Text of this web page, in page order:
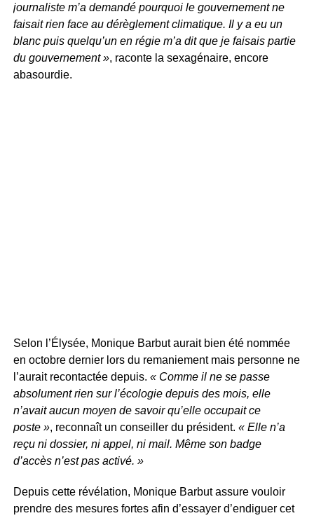
journaliste m’a demandé pourquoi le gouvernement ne
faisait rien face au dérèglement climatique. Il y a eu un
blanc puis quelqu’un en régie m’a dit que je faisais partie
du gouvernement », raconte la sexagénaire, encore
abasourdie.
Selon l’Élysée, Monique Barbut aurait bien été nommée
en octobre dernier lors du remaniement mais personne ne
l’aurait recontactée depuis. « Comme il ne se passe
absolument rien sur l’écologie depuis des mois, elle
n’avait aucun moyen de savoir qu’elle occupait ce
poste », reconnaît un conseiller du président. « Elle n’a
reçu ni dossier, ni appel, ni mail. Même son badge
d’accès n’est pas activé. »
Depuis cette révélation, Monique Barbut assure vouloir
prendre des mesures fortes afin d’essayer d’endiguer cet